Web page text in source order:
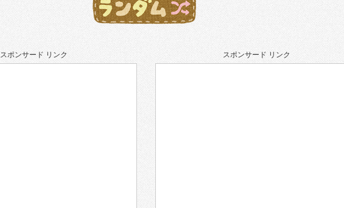
スポンサード リンク スポンサード リンク